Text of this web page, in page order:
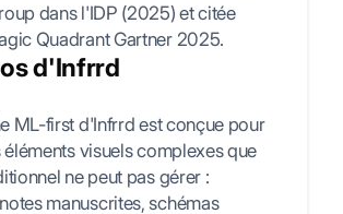
dans l'IDP (2025) et citée
Quadrant Gartner 2025.
d'Infrrd
ML-first d'Infrrd est conçue pour
visuels complexes que
ne peut pas gérer :
manuscrites, schémas